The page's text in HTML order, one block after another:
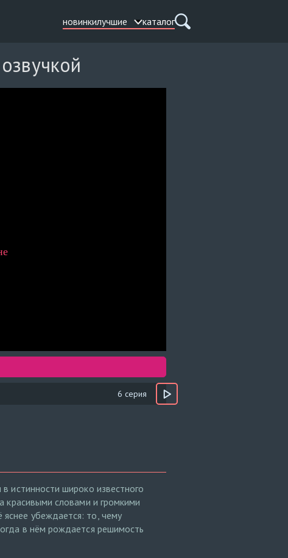
новинкилучшие каталог
6 серия
истинности широко известного
красивыми словами и громкими
убеждается: то, чему
в нём рождается решимость